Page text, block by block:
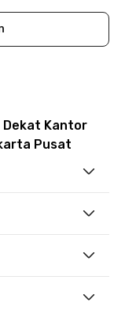
Dekat Kantor
Pusat